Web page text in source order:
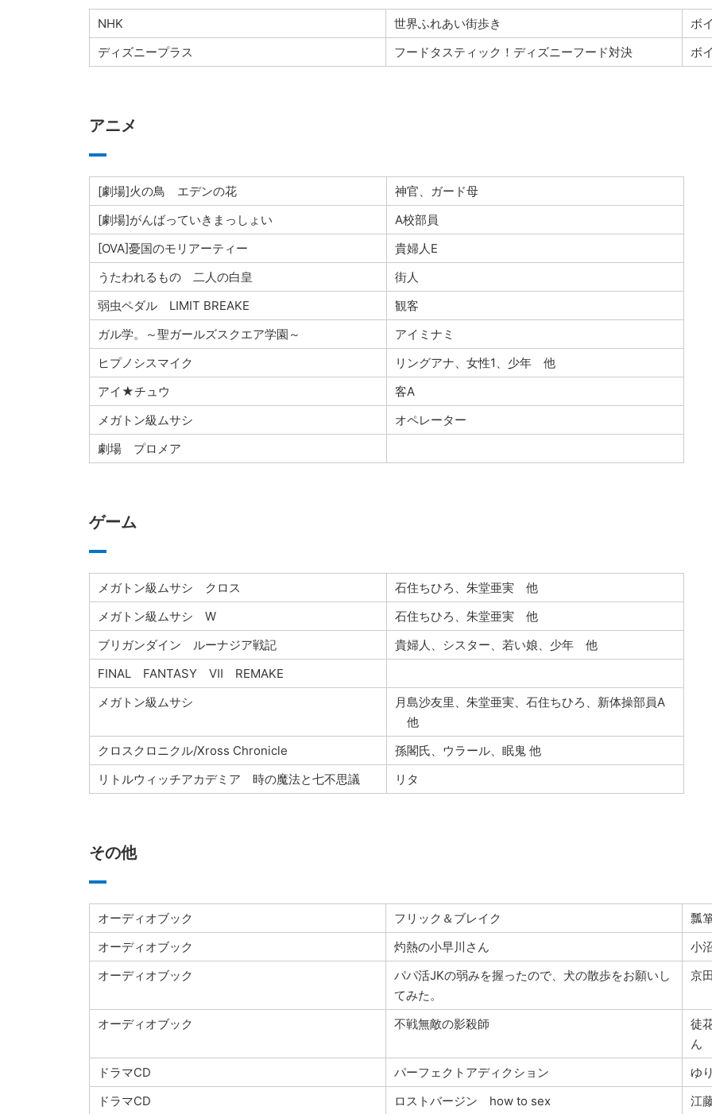
NHK 世界ふれあい街歩き
ボ
ディズニープラス
フードタスティック！ディズニーフード対決 ボ
アニメ
[劇場]火の鳥 エデンの花
神官、ガード母
[劇場]がんばっていきまっしょい
A校部員
[OVA]憂国のモリアーティー
貴婦人E
うたわれるもの 二人の白皇
街人
弱虫ペダル LIMIT BREAKE
観客
ガル学。～聖ガールズスクエア学園～
アイミナミ
ヒプノシスマイク
リングアナ、女性1、少年 他
アイ★チュウ
客A
メガトン級ムサシ
オペレーター
劇場 プロメア
ゲーム
メガトン級ムサシ クロス
石住ちひろ、朱堂亜実 他
メガトン級ムサシ W
石住ちひろ、朱堂亜実 他
ブリガンダイン ルーナジア戦記
貴婦人、シスター、若い娘、少年 他
FINAL FANTASY Ⅶ REMAKE
メガトン級ムサシ
月島沙友里、朱堂亜実、石住ちひろ、新体操部員A
他
クロスクロニクル/Xross Chronicle
孫閣氏、ウラール、眠鬼 他
リトルウィッチアカデミア 時の魔法と七不思議
リタ
その他
オーディオブック フリック＆ブレイク
瓢
オーディオブック
灼熱の小早川さん
小
オーディオブック
パパ活JKの弱みを握ったので、犬の散歩をお願いし
てみた。
京
オーディオブック 不戦無敵の影殺師
徒
ん
ドラマCD
パーフェクトアディクション
ゆ
ドラマCD
ロストバージン how to sex 江